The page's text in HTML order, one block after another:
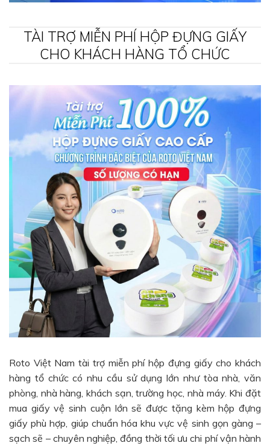
TÀI TRỢ MIỄN PHÍ HỘP ĐỰNG GIẤY
CHO KHÁCH HÀNG TỔ CHỨC
Roto Việt Nam tài trợ miễn phí hộp đựng giấy cho khách
hàng tổ chức có nhu cầu sử dụng lớn như tòa nhà, văn
phòng, nhà hàng, khách sạn, trường học, nhà máy. Khi đặt
mua giấy vệ sinh cuộn lớn sẽ được tặng kèm hộp đựng
giấy phù hợp, giúp chuẩn hóa khu vực vệ sinh gọn gàng –
sạch sẽ – chuyên nghiệp, đồng thời tối ưu chi phí vận hành